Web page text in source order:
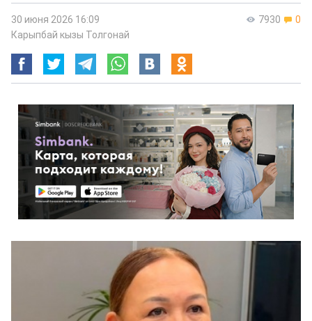
7930 0
30 июня 2026 16:09
Карыпбай кызы Толгонай